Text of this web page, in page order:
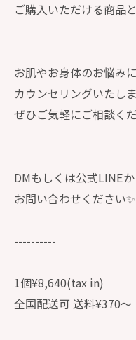
ご購入いただける商品
お肌やお身体のお悩みに
カウンセリングいたしま
ぜひご気軽にご相談く
DMもしくは公式LINE
お問い合わせください✨
----------
1個¥8,640(tax in)
全国配送可 送料¥370〜